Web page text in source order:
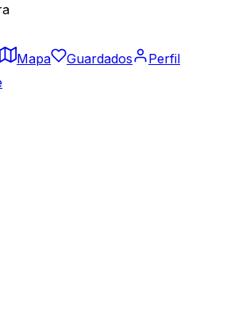
Mapa Guardados
Perfil